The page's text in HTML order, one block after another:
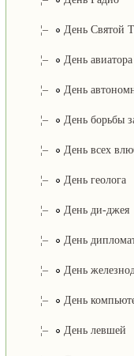
¦– День Святой
¦– День авиатора
¦– День
¦– День борьбы
¦– День всех
¦– День геолога
¦– День ди-джея
¦– День
¦– День
¦– День
¦– День левшей